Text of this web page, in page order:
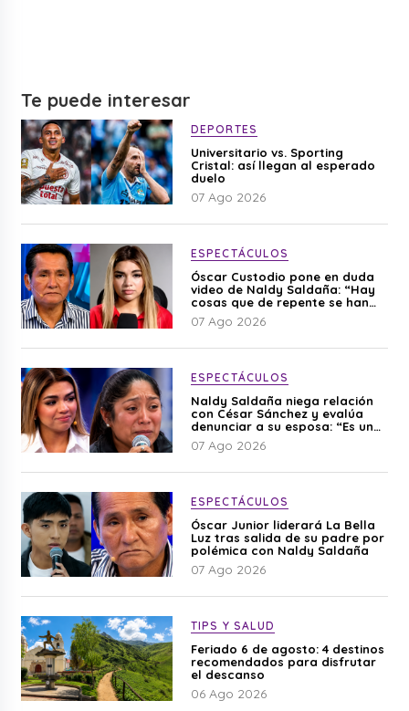
Te puede interesar
DEPORTES
Universitario vs. Sporting
Cristal: así llegan al esperado
duelo
07 Ago 2026
ESPECTÁCULOS
Óscar Custodio pone en duda
video de Naldy Saldaña: “Hay
cosas que de repente se han
editado”
07 Ago 2026
ESPECTÁCULOS
Naldy Saldaña niega relación
con César Sánchez y evalúa
denunciar a su esposa: “Es una
difamación”
07 Ago 2026
ESPECTÁCULOS
Óscar Junior liderará La Bella
Luz tras salida de su padre por
polémica con Naldy Saldaña
07 Ago 2026
TIPS Y SALUD
Feriado 6 de agosto: 4 destinos
recomendados para disfrutar
el descanso
06 Ago 2026